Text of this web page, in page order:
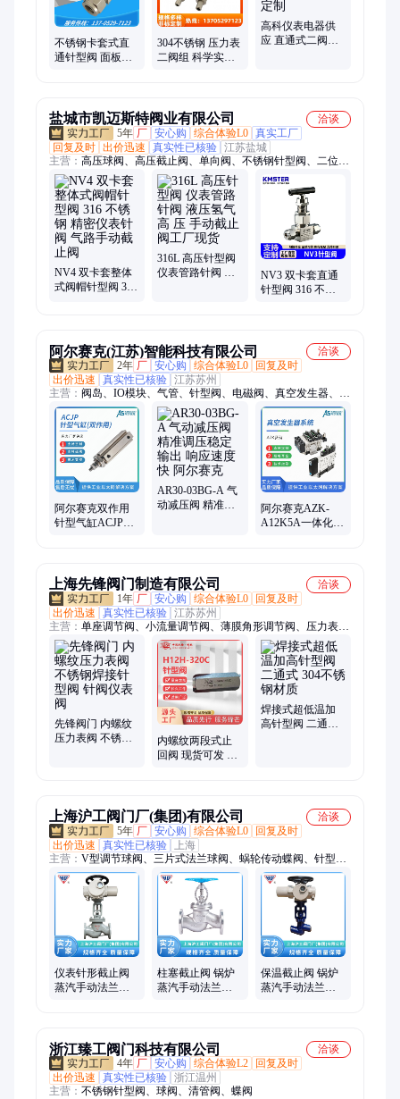
头、内外丝直角弯通
不锈钢卡套式直
通针型阀 面板式
304不锈钢 压力表
二阀组 科学实验
高科仪表电器供
应 直通式二阀组
盐城市凯迈斯特阀业有限公司
洽谈
5年 厂 安心购 综合体验L0 真实工厂
回复及时 出价迅速 真实性已核验 江苏盐城
主营： 高压球阀、高压截止阀、单向阀、不锈钢针型阀、二位三
通阀门、高压针型阀、二阀组、氢气超高压针型阀、内外螺纹针
型阀、气动高压球阀、电动高压球阀、电站高温阀门、高温焊接
截止阀、高压止回阀、仪表阀门、不锈钢法兰高压球阀、根部
阀、高压仪表阀、高温高压阀门、三阀组、五阀组、KHP板式高
压球阀、隔离阀
NV4 双卡套整体
式阀帽针型阀 316
316L 高压针型阀
仪表管路针阀 液
NV3 双卡套直通
针型阀 316 不锈
阿尔赛克(江苏)智能科技有限公司
洽谈
2年 厂 安心购 综合体验L0
回复及时
出价迅速
真实性已核验 江苏苏州
主营： 阀岛、IO模块、气管、针型阀、电磁阀、真空发生器、数
显压力表、气缸、接头、消声器
阿尔赛克双作用
针型气缸ACJP系
AR30-03BG-A 气
动减压阀 精准调
阿尔赛克AZK-
A12K5A一体化真
上海先锋阀门制造有限公司
洽谈
1年 厂 安心购 综合体验L0
回复及时
出价迅速
真实性已核验 江苏苏州
主营： 单座调节阀、小流量调节阀、薄膜角形调节阀、压力表针
型阀、电动角形调节阀、薄膜套筒调节阀、薄膜低温调节阀、角
形高压调节阀、电控温度调节阀、薄膜三通调节阀、电动套筒调
节阀、电动三通调节阀
先锋阀门 内螺纹
压力表阀 不锈钢
内螺纹两段式止
回阀 现货可发 不
焊接式超低温加
高针型阀 二通式
上海沪工阀门厂(集团)有限公司
洽谈
5年 厂 安心购 综合体验L0
回复及时
出价迅速
真实性已核验
上海
主营： V型调节球阀、三片式法兰球阀、蜗轮传动蝶阀、针型
阀、气动O型切断球阀、防火防静电球阀、零泄漏硬密封球阀、
全焊接式球阀、双偏心法兰蝶阀、高压锻钢闸阀、304不锈钢球
阀、316L不锈钢球阀、碳钢WCB蝶阀、PTFE软密封蝶阀、金属
硬密封蝶阀、PN16法兰蝶阀、Class150球阀、真空系统用球阀、
食品级蝶阀、燃气管道专用球阀、化工腐蚀介质阀门、水处理系
统蝶阀、球阀、蝶阀、闸阀、法兰蝶阀
仪表针形截止阀
蒸汽手动法兰工
柱塞截止阀 锅炉
蒸汽手动法兰工
保温截止阀 锅炉
蒸汽手动法兰工
浙江臻工阀门科技有限公司
洽谈
4年 厂 安心购 综合体验L2
回复及时
出价迅速
真实性已核验 浙江温州
主营： 不锈钢针型阀、球阀、清管阀、蝶阀